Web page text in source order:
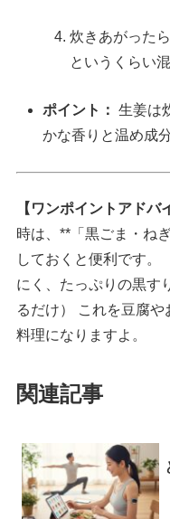
炊きあがったら
というくらい
ポイント： 生姜は
かな香りと温め成
【ワンポイントアドバ
時は、**「黒ごま・ね
しておくと便利です。
にく、たっぷりの黒す
るだけ） これを豆腐
料理になりますよ。
関連記事